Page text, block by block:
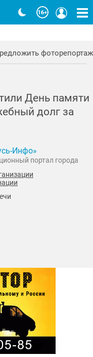
фоторепортаж
День памяти
долг за
Инфо»
портал города